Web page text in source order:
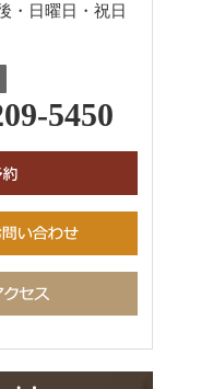
・日曜日・祝日
5450